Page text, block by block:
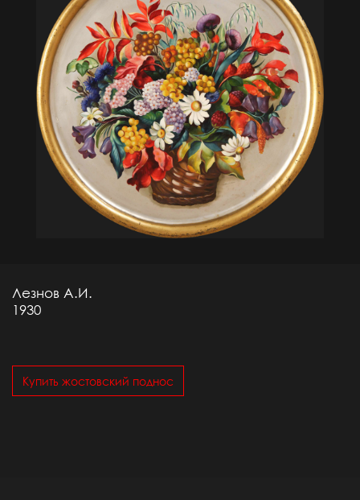
Лезнов А.И.
1930
Купить жостовский поднос